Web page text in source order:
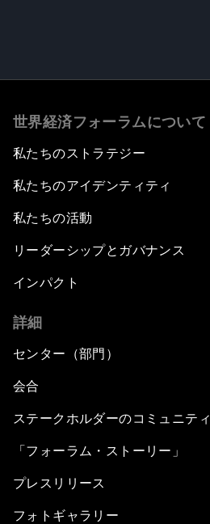
世界経済フォーラムについて
私たちのストラテジー
私たちのアイデンティティ
私たちの活動
リーダーシップとガバナンス
インパクト
詳細
センター（部門）
会合
ステークホルダーのコミュニティ
「フォーラム・ストーリー」
プレスリリース
フォトギャラリー